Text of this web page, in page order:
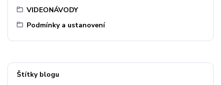
VIDEONÁVODY
Podmínky a ustanovení
Štítky blogu